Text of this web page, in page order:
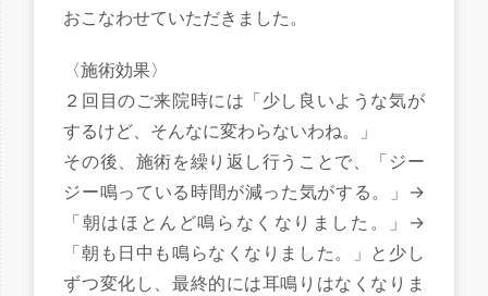
おこなわせていただきました。
〈施術効果〉
２回目のご来院時には「少し良いような気が
するけど、そんなに変わらないわね。」
その後、施術を繰り返し行うことで、「ジー
ジー鳴っている時間が減った気がする。」→
「朝はほとんど鳴らなくなりました。」→
「朝も日中も鳴らなくなりました。」と少し
ずつ変化し、最終的には耳鳴りはなくなりま